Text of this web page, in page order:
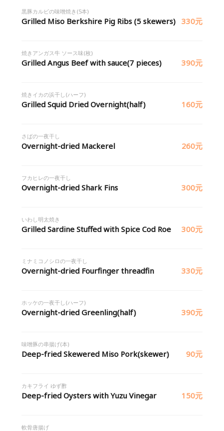
黒豚カルビの味噌焼き(5本)
Grilled Miso Berkshire Pig Ribs (5 skewers) 330元
焼きアンガス牛 ソース味(枚)
Grilled Angus Beef with sauce(7 pieces) 390元
焼きイカの浜干し(ハーフ)
Grilled Squid Dried Overnight(half) 160元
さばの一夜干し
Overnight-dried Mackerel 260元
フカヒレの一夜干し
Overnight-dried Shark Fins 300元
いわし明太焼き
Grilled Sardine Stuffed with Spice Cod Roe 300元
ミナミコノシロの一夜干し
Overnight-dried Fourfinger threadfin 330元
ホッケの一夜干し(ハーフ)
Overnight-dried Greenling(half) 390元
味噌豚の串揚げ(本)
Deep-fried Skewered Miso Pork(skewer) 90元
カキフライ ゆず酢
Deep-fried Oysters with Yuzu Vinegar 150元
軟骨唐揚げ